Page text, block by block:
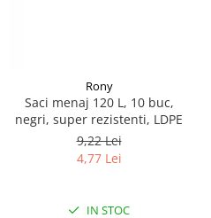
Rony
Saci menaj 120 L, 10 buc,
negri, super rezistenti, LDPE
9,22 Lei
4,77 Lei
IN STOC